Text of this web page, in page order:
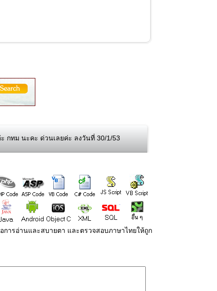
กทม นะคะ ด่วนเลยค่ะ ลงวันที่ 30/1/53
การอ่านและสบายตา และตรวจสอบภาษาไทยให้ถูก